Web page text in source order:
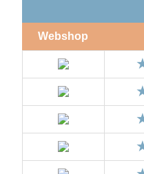
Webshop